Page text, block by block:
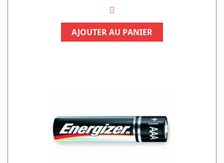
AJOUTER AU PANIER